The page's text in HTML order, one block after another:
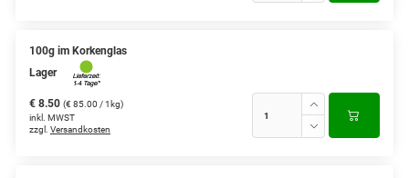
100g im Korkenglas
Lager
€ 8.50 (€ 85.00 / 1kg)
inkl. MWST
zzgl. Versandkosten